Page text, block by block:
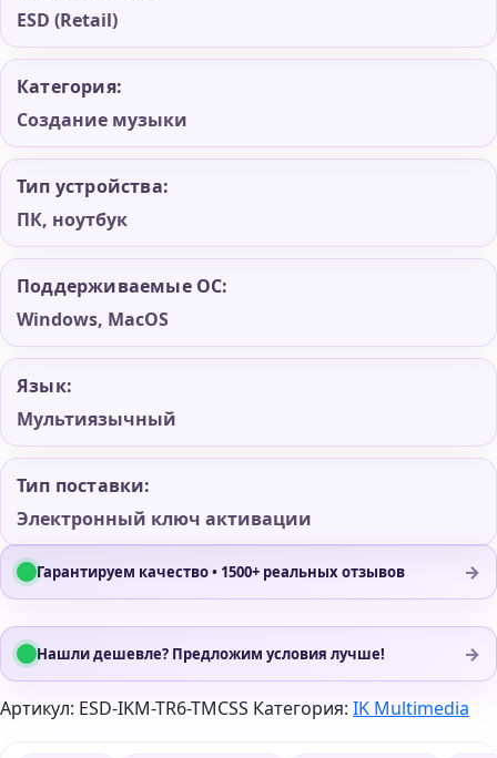
ESD (Retail)
Категория:
Создание музыки
Тип устройства:
ПК, ноутбук
Поддерживаемые ОС:
Windows, MacOS
Язык:
Мультиязычный
Тип поставки:
Электронный ключ активации
Гарантируем качество • 1500+ реальных отзывов →
Нашли дешевле? Предложим условия лучше! →
Артикул: ESD-IKM-TR6-TMCSS Категория: IK Multimedia